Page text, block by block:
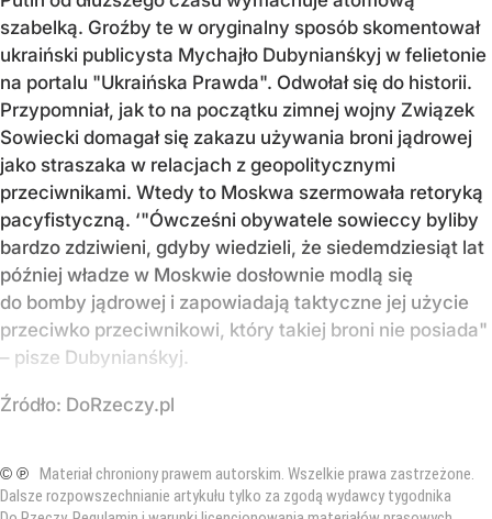
szabelką. Groźby te w oryginalny sposób skomentował
ukraiński publicysta Mychajło Dubynianśkyj w felietonie
na portalu "Ukraińska Prawda". Odwołał się do historii.
Przypomniał, jak to na początku zimnej wojny Związek
Sowiecki domagał się zakazu używania broni jądrowej
jako straszaka w relacjach z geopolitycznymi
przeciwnikami. Wtedy to Moskwa szermowała retoryką
pacyfistyczną. ‘"Ówcześni obywatele sowieccy byliby
bardzo zdziwieni, gdyby wiedzieli, że siedemdziesiąt lat
później władze w Moskwie dosłownie modlą się
do bomby jądrowej i zapowiadają taktyczne jej użycie
przeciwko przeciwnikowi, który takiej broni nie posiada"
– pisze Dubynianśkyj.
Źródło: DoRzeczy.pl
© ℗ Materiał chroniony prawem autorskim. Wszelkie prawa zastrzeżone.
Dalsze rozpowszechnianie artykułu tylko za zgodą wydawcy tygodnika